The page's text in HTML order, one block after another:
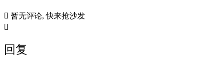
 暂无评论, 快来抢沙发

回复